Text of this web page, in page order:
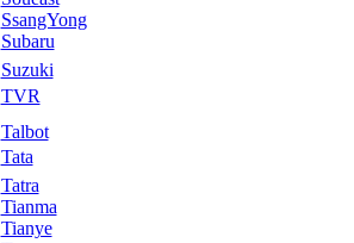
SsangYong
Subaru
Suzuki
TVR
Talbot
Tata
Tatra
Tianma
Tianye